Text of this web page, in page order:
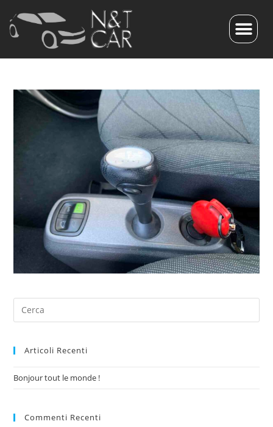
Articoli Recenti
Bonjour tout le monde !
Commenti Recenti